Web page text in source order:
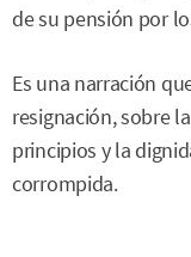
de su pensión por
Es una narración
resignación, sobre
principios y la
corrompida.